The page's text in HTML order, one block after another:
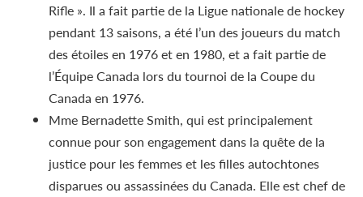
Rifle ». Il a fait partie de la Ligue nationale de hockey
pendant 13 saisons, a été l’un des joueurs du match
des étoiles en 1976 et en 1980, et a fait partie de
l’Équipe Canada lors du tournoi de la Coupe du
Canada en 1976.
Mme Bernadette Smith, qui est principalement
connue pour son engagement dans la quête de la
justice pour les femmes et les filles autochtones
disparues ou assassinées du Canada. Elle est chef de